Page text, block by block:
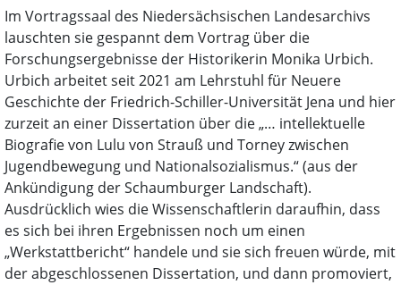
Im Vortragssaal des Niedersächsischen Landesarchivs
lauschten sie gespannt dem Vortrag über die
Forschungsergebnisse der Historikerin Monika Urbich.
Urbich arbeitet seit 2021 am Lehrstuhl für Neuere
Geschichte der Friedrich-Schiller-Universität Jena und hier
zurzeit an einer Dissertation über die „… intellektuelle
Biografie von Lulu von Strauß und Torney zwischen
Jugendbewegung und Nationalsozialismus.“ (aus der
Ankündigung der Schaumburger Landschaft).
Ausdrücklich wies die Wissenschaftlerin daraufhin, dass
es sich bei ihren Ergebnissen noch um einen
„Werkstattbericht“ handele und sie sich freuen würde, mit
der abgeschlossenen Dissertation, und dann promoviert,